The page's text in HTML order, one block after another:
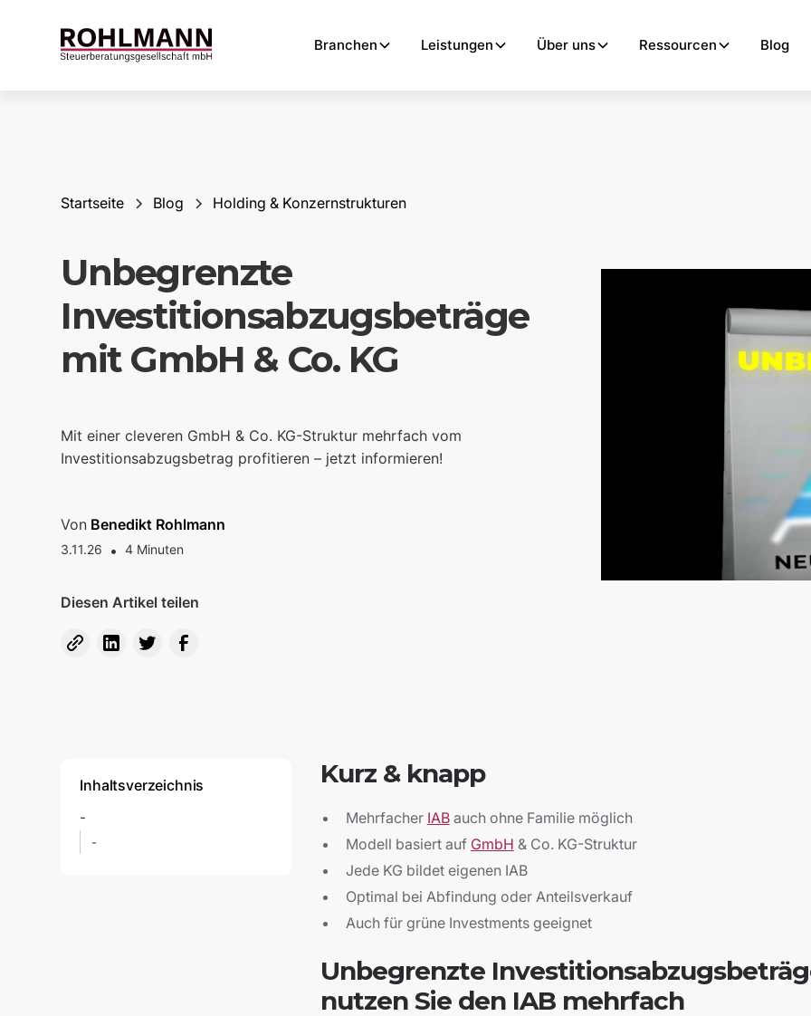
Branchen Leistungen Über uns Ressourcen Blog
Startseite Blog Holding & Konzernstrukturen
Unbegrenzte
Investitionsabzugsbeträge
mit GmbH & Co. KG
Mit einer cleveren GmbH & Co. KG-Struktur mehrfach vom
Investitionsabzugsbetrag profitieren – jetzt informieren!
Von Benedikt Rohlmann
3.11.26 • 4 Minuten
Diesen Artikel teilen
Inhaltsverzeichnis
-
-
Kurz & knapp
Mehrfacher IABauch ohne Familie möglich
Modell basiert auf GmbH & Co. KG-Struktur
Jede KG bildet eigenen IAB
Optimal bei Abfindung oder Anteilsverkauf
Auch für grüne Investments geeignet
Unbegrenzte
nutzen Sie den IAB mehrfach